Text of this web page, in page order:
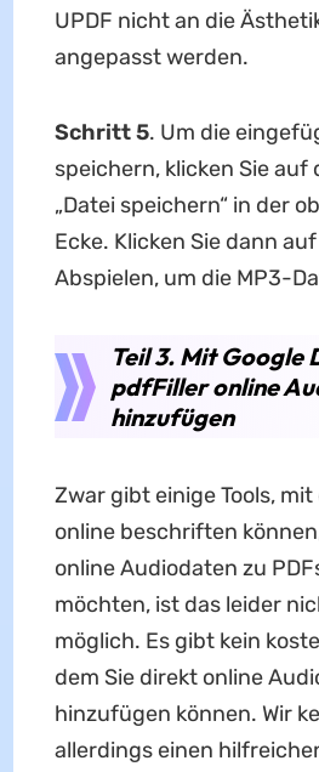
UPDF nicht an die
angepasst werden.
Schritt 5. Um die
speichern, klicken Sie auf
„Datei speichern“ in der
Ecke. Klicken Sie dann
Abspielen, um die MP3-
Teil 3. Mit Google
pdfFiller online
hinzufügen
Zwar gibt einige Tools, mit
online beschriften
online Audiodaten zu
möchten, ist das leider
möglich. Es gibt kein
dem Sie direkt online
hinzufügen können. Wir
allerdings einen